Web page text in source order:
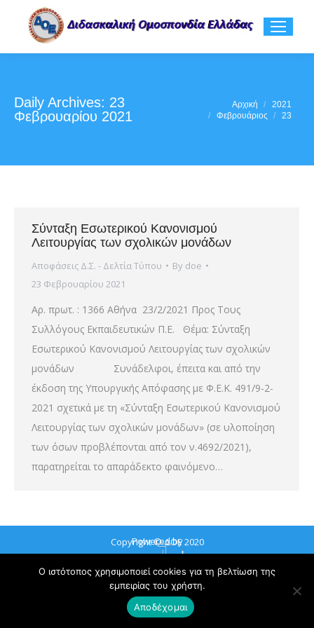
Daily Archives: 23
Φεβρουαρίου 2021
You are here:Αρχική
2021
Φεβρουάριος
23
Σύνταξη Εσωτερικού Κανονισμού
Λειτουργίας των σχολικών μονάδων
Αποφάσεις Δ.Σ. - Δελτία Τύπου By doe
23 Φεβρουαρίου 2021
Αρ. πρωτ. : 1366 Αθήνα 23/2/2021 Προς Τους
Συλλόγους Εκπαιδευτικών Π.Ε. Θέμα: Σύνταξη
Εσωτερικού Κανονισμού Λειτουργίας των σχολικών
μονάδων Συνάδελφοι, έπειτα και από την
έκδοση της Υπουργικής Απόφασης με Φ.Ε.Κ. 491/9-2-
2021 σχετικά με τη «Σύνταξη Εσωτερικού Κανονισμού
Λειτουργίας των σχολικών μονάδων» (σε υλοποίηση
των όσων προβλέπονται από τον ν.4692/2021),
παρατηρείται το απαράδεκτο φαινόμενο…
Copyright © ΔΟΕ 2020
Powered by
Ο ιστότοπος χρησιμοποιεί cookies για τη βελτίωση της
εμπειρίας του χρήστη.
Αποδέχομαι